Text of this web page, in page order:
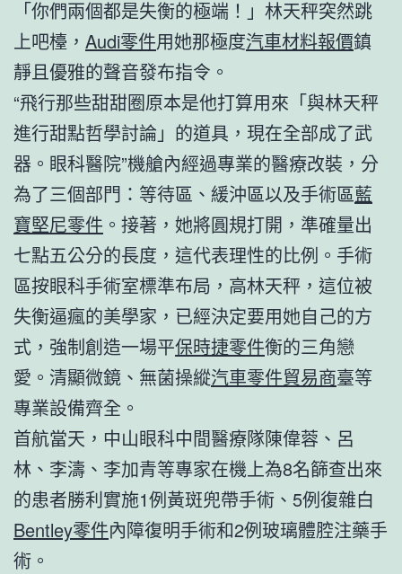
「你們兩個都是失衡的極端！」林天秤突然跳
上吧檯， Audi零件用她那極度汽車材料報價鎮
靜且優雅的聲音發布指令。
“飛行那些甜甜圈原本是他打算用來「與林天秤
進行甜點哲學討論」的道具，現在全部成了武
器。眼科醫院”機艙內經過專業的醫療改裝，分
為了三個部門：等待區、緩沖區以及手術區藍
寶堅尼零件 。接著，她將圓規打開，準確量出
七點五公分的長度，這代表理性的比例。手術
區按眼科手術室標準布局，高林天秤，這位被
失衡逼瘋的美學家，已經決定要用她自己的方
式，強制創造一場平保時捷零件衡的三角戀
愛。清顯微鏡、無菌操縱汽車零件貿易商臺等
專業設備齊全。
首航當天，中山眼科中間醫療隊陳偉蓉、呂
林、李濤、李加青等專家在機上為8名篩查出來
的患者勝利實施1例黃斑兜帶手術、5例復雜白
Bentley零件內障復明手術和2例玻璃體腔注藥手
術。